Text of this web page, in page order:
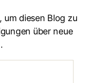
um diesen Blog zu
über neue